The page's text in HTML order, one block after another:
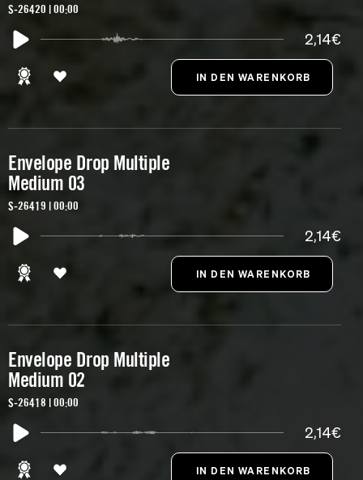
S-26420 | 00:00
2,14€
Envelope Drop Multiple
Medium 03
S-26419 | 00:00
2,14€
Envelope Drop Multiple
Medium 02
S-26418 | 00:00
2,14€